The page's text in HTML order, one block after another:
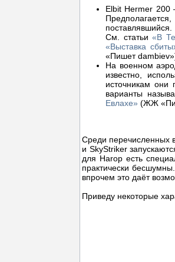
Elbit Hermer 200
См. статьи«В
«Выставка
«Пишет
На военном
известно,
источникам
варианты
Евлахе» (ЖЖ
Среди перечисленных
и SkyStriker
для Harop есть
практически
впрочем это даёт
Приведу некоторые